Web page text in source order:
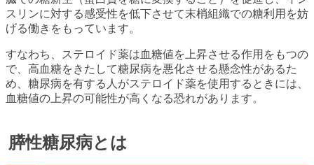
スリンに対する感受性を低下させて末梢組織での糖利用を妨
げる働きをもっています。
すなわち、ステロイド薬は血糖値を上昇させる作用をもつの
で、高血糖をきたして糖尿病を悪化させる懸念性があるた
め、糖尿病を有する人がステロイド薬を使用するときには、
血糖値の上昇の可能性が高くなる恐れがあります。
膵性糖尿病とは